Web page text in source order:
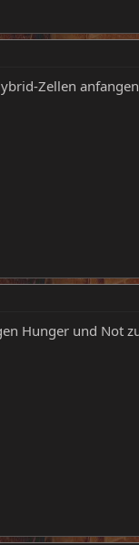
Zellen
Hunger und Not